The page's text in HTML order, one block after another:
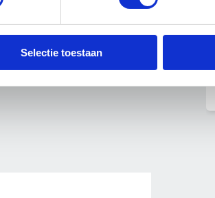
Selectie toestaan
materiaal tijdens uw